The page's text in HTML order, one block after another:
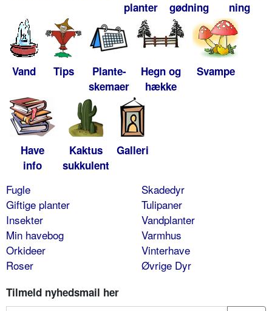
planter
gødning
ning
Vand Tips
Plante-
skemaer
Hegn og
hække
Svampe
Have
info
Kaktus
sukkulent
Galleri
Fugle
Giftige planter
Insekter
Min havebog
Orkideer
Roser
Skadedyr
Tulipaner
Vandplanter
Varmhus
Vinterhave
Øvrige Dyr
Tilmeld nyhedsmail her